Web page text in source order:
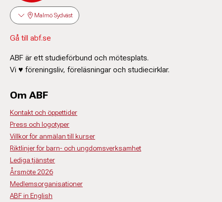
Malmö Sydväst
Gå till abf.se
ABF är ett studieförbund och mötesplats.
Vi ♥ föreningsliv, föreläsningar och studiecirklar.
Om ABF
Kontakt och öppettider
Press och logotyper
Villkor för anmälan till kurser
Riktlinjer för barn- och ungdomsverksamhet
Lediga tjänster
Årsmöte 2026
Medlemsorganisationer
ABF in English